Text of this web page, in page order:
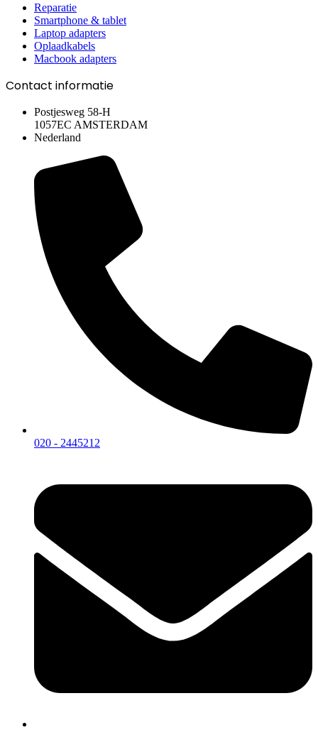
Reparatie
Smartphone & tablet
Laptop adapters
Oplaadkabels
Macbook adapters
Contact informatie
Postjesweg 58-H
1057EC AMSTERDAM
Nederland
020 - 2445212